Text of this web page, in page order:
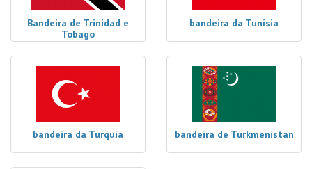
Bandeira de Trinidad e
Tobago
bandeira da Tunísia
bandeira da Turquia bandeira de Turkmenistan